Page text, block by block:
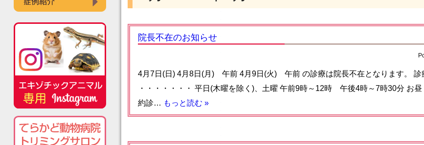
院長不在のお知らせ
4月7日(日) 4月8日(月) 午前 4月9日(火) 午前 の診療は院長不在となります。 診
・・・・・・・ 平日(木曜を除く)、土曜 午前9時～12時 午後4時～7時30分 お
約診… もっと読む »